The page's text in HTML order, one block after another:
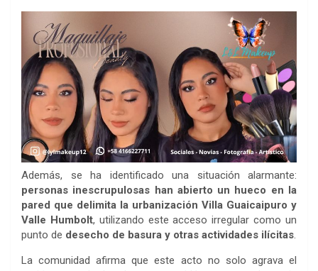
Además, se ha identificado una situación alarmante:
personas inescrupulosas han abierto un hueco en la
pared que delimita la urbanización Villa Guaicaipuro y
Valle Humbolt, utilizando este acceso irregular como un
punto de desecho de basura y otras actividades ilícitas.
La comunidad afirma que este acto no solo agrava el